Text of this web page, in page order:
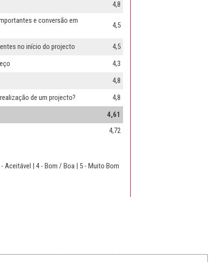
4,8
e conversão em
4,5
no início do projecto
4,5
4,3
4,8
de um projecto?
4,8
4,61
4,72
Aceitável | 4 - Bom / Boa | 5 - Muito Bom